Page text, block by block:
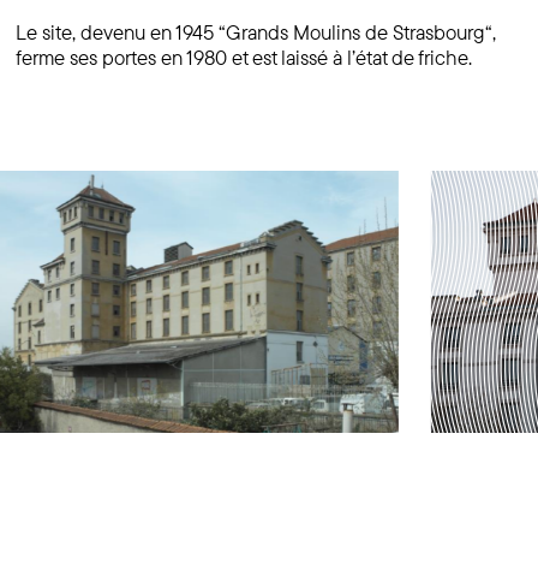
Le site, devenu en 1945 “Grands Moulins de Strasbourg“,
ferme ses portes en 1980 et est laissé à l’état de friche.